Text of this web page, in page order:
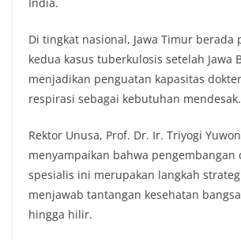
Di tingkat nasional, Jawa Timur berada
kedua kasus tuberkulosis setelah Jawa
menjadikan penguatan kapasitas
respirasi sebagai kebutuhan mendesak.
Rektor Unusa, Prof. Dr. Ir. Triyogi
menyampaikan bahwa pengembangan
spesialis ini merupakan langkah
menjawab tantangan kesehatan
hingga hilir.